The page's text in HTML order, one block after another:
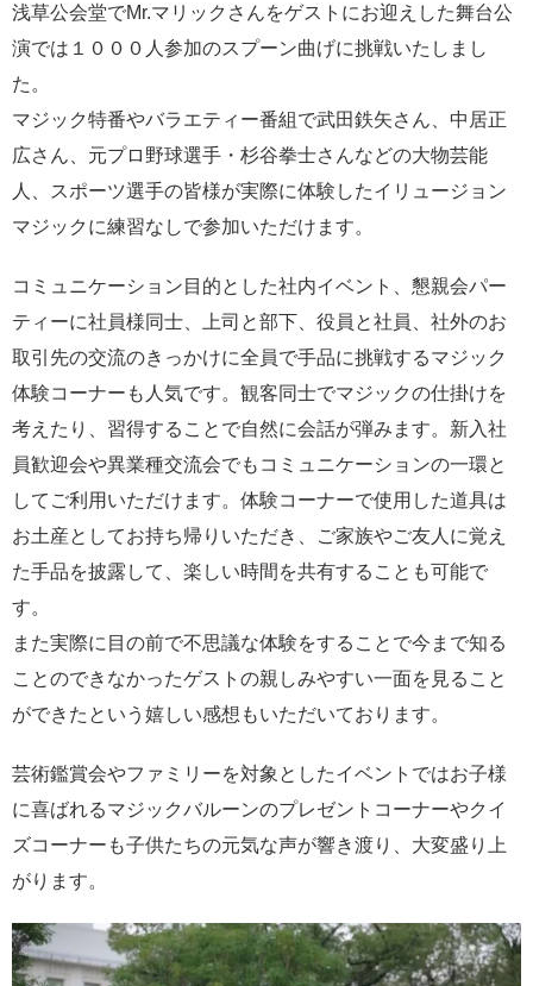
浅草公会堂でMr.マリックさんをゲストにお迎えした舞台公
演では１０００人参加のスプーン曲げに挑戦いたしまし
た。
マジック特番やバラエティー番組で武田鉄矢さん、中居正
広さん、元プロ野球選手・杉谷拳士さんなどの大物芸能
人、スポーツ選手の皆様が実際に体験したイリュージョン
マジックに練習なしで参加いただけます。
コミュニケーション目的とした社内イベント、懇親会パー
ティーに社員様同士、上司と部下、役員と社員、社外のお
取引先の交流のきっかけに全員で手品に挑戦するマジック
体験コーナーも人気です。観客同士でマジックの仕掛けを
考えたり、習得することで自然に会話が弾みます。新入社
員歓迎会や異業種交流会でもコミュニケーションの一環と
してご利用いただけます。体験コーナーで使用した道具は
お土産としてお持ち帰りいただき、ご家族やご友人に覚え
た手品を披露して、楽しい時間を共有することも可能で
す。
また実際に目の前で不思議な体験をすることで今まで知る
ことのできなかったゲストの親しみやすい一面を見ること
ができたという嬉しい感想もいただいております。
芸術鑑賞会やファミリーを対象としたイベントではお子様
に喜ばれるマジックバルーンのプレゼントコーナーやクイ
ズコーナーも子供たちの元気な声が響き渡り、大変盛り上
がります。